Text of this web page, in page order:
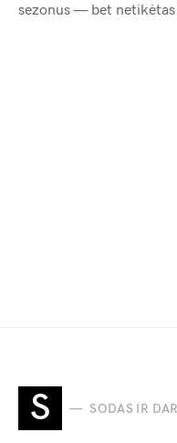
sezonus — bet
S SODAS IR